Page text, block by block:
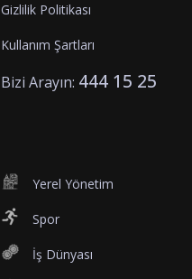
Gizlilik Politikası
Kullanım Şartları
Bizi Arayın: 444 15 25
Yerel Yönetim
Spor
İş Dünyası